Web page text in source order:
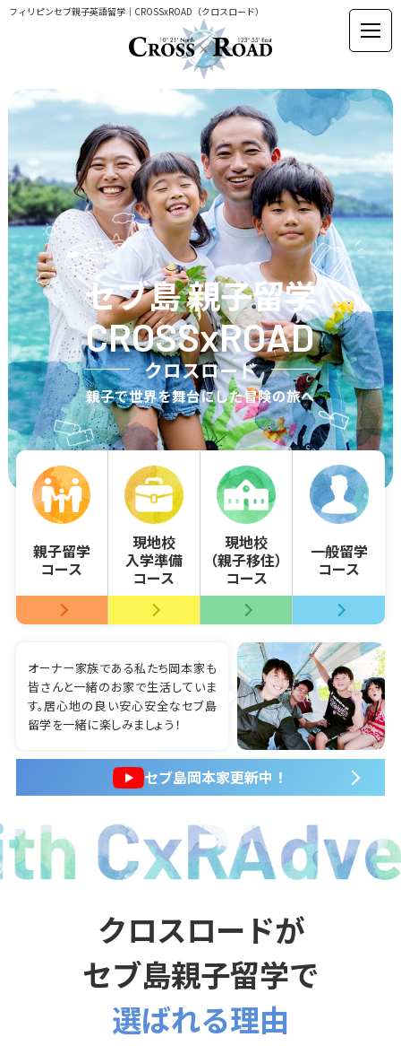
フィリピンセブ親子英語留学｜CROSSxROAD（クロスロード）
セブ島 親子留学
CROSSxROAD
クロスロード
親子で世界を舞台にした冒険の旅へ
オーナー家族である私たち岡本家も
皆さんと一緒のお家で生活していま
す。居心地の良い安心安全なセブ島
留学を一緒に楽しみましょう！
セブ島岡本家更新中！
親子留学
コース
現地校
入学準備
コース
現地校
（親子移住）
コース
一般留学
コース
クロスロードが
セブ島親子留学で
選ばれる理由